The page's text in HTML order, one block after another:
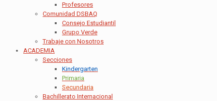
Profesores
Comunidad DSBAQ
Consejo Estudiantil
Grupo Verde
Trabaje con Nosotros
ACADEMIA
Secciones
Kindergarten
Primaria
Secundaria
Bachillerato Internacional